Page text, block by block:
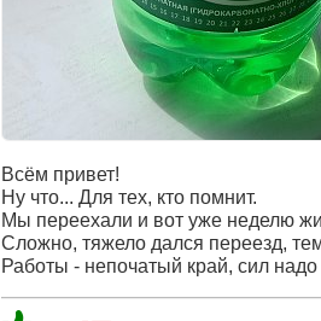
Всём привет!
Ну что... Для тех, кто помнит.
Мы переехали и вот уже неделю
Сложно, тяжело дался переезд,
Работы - непочатый край, сил